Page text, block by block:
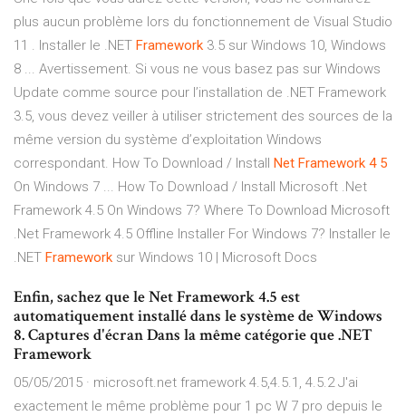
plus aucun problème lors du fonctionnement de Visual Studio
11 . Installer le .NET Framework 3.5 sur Windows 10, Windows
8 ... Avertissement. Si vous ne vous basez pas sur Windows
Update comme source pour l’installation de .NET Framework
3.5, vous devez veiller à utiliser strictement des sources de la
même version du système d’exploitation Windows
correspondant. How To Download / Install
Net Framework 4 5
On Windows 7 ... How To Download / Install Microsoft .Net
Framework 4.5 On Windows 7? Where To Download Microsoft
.Net Framework 4.5 Offline Installer For Windows 7? Installer le
.NET Framework sur Windows 10 | Microsoft Docs
Enfin, sachez que le Net Framework 4.5 est
automatiquement installé dans le système de Windows
8. Captures d'écran Dans la même catégorie que .NET
Framework
05/05/2015 · microsoft.net framework 4.5,4.5.1, 4.5.2 J'ai
exactement le même problème pour 1 pc W 7 pro depuis le